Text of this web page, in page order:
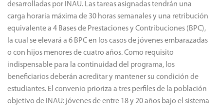
desarrolladas por INAU. Las tareas asignadas tendrán una
carga horaria máxima de 30 horas semanales y una retribución
equivalente a 4 Bases de Prestaciones y Contribuciones (BPC),
la cual se elevará a 6 BPC en los casos de jóvenes embarazadas
o con hijos menores de cuatro años. Como requisito
indispensable para la continuidad del programa, los
beneficiarios deberán acreditar y mantener su condición de
estudiantes. El convenio prioriza a tres perfiles de la población
objetivo de INAU: jóvenes de entre 18 y 20 años bajo el sistema